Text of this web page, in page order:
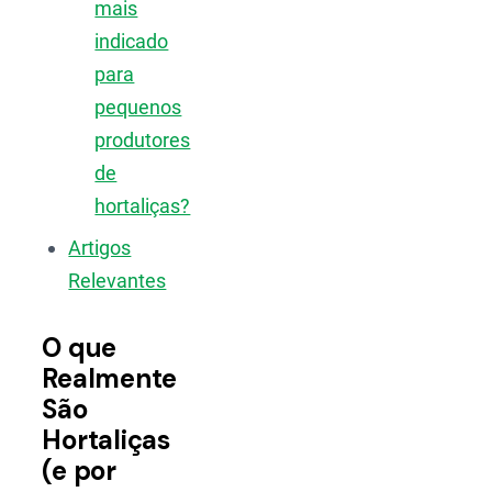
mais
indicado
para
pequenos
produtores
de
hortaliças?
Artigos
Relevantes
O que
Realmente
São
Hortaliças
(e por